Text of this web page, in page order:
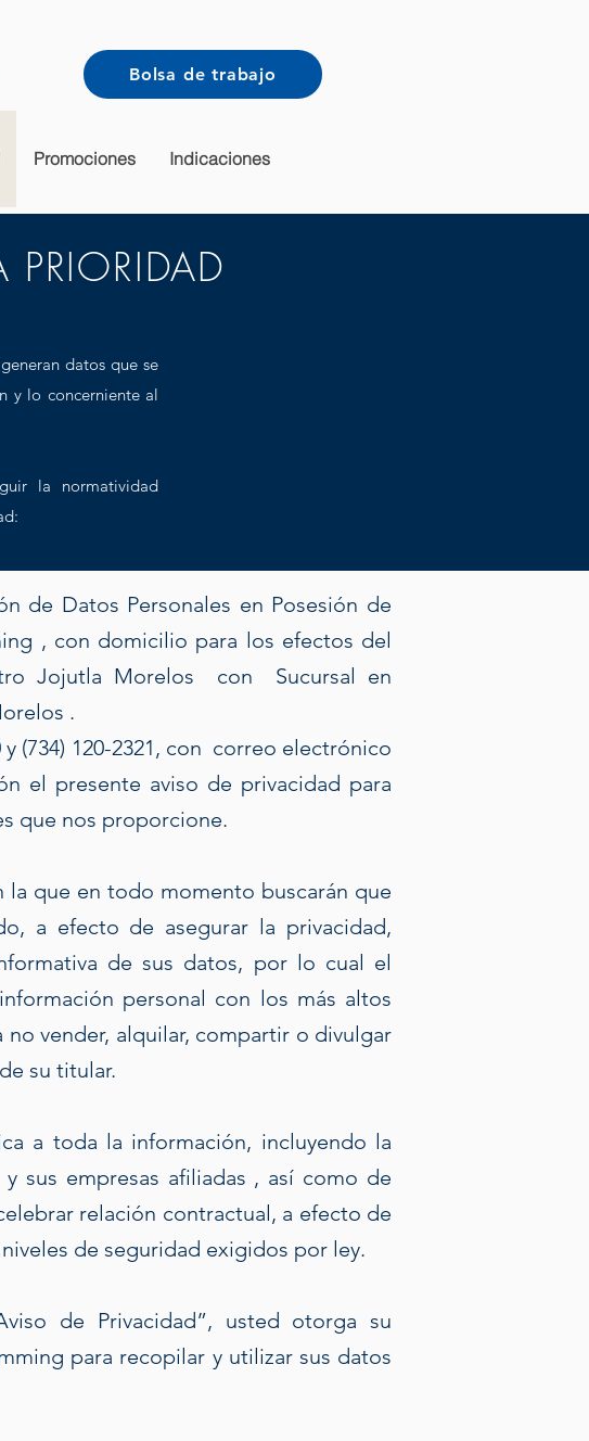
Promociones Indicaciones
Bolsa de trabajo
PRIORIDAD
datos que se
y lo concerniente al
la normatividad
de Datos Personales en Posesión de
, con domicilio para los efectos del
Jojutla Morelos con Sucursal en
.
y (734) 120-2321, con correo electrónico
el presente aviso de privacidad para
que nos proporcione.
que en todo momento buscarán que
a efecto de asegurar la privacidad,
de sus datos, por lo cual el
personal con los más altos
vender, alquilar, compartir o divulgar
su titular.
a toda la información, incluyendo la
sus empresas afiliadas , así como de
relación contractual, a efecto de
de seguridad exigidos por ley.
de Privacidad”, usted otorga su
para recopilar y utilizar sus datos